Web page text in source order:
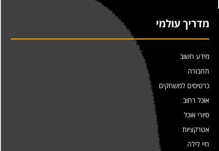
מדריך עולמי
מידע חשוב
תחבורה
כרטיסים למשחקים
אוכל רחוב
סיורי אוכל
אטרקציות
חיי לילה